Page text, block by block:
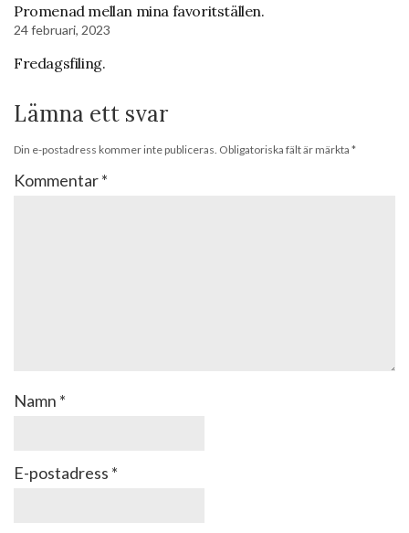
Promenad mellan mina favoritställen.
24 februari, 2023
Fredagsfiling.
Lämna ett svar
Din e-postadress kommer inte publiceras. Obligatoriska fält är märkta *
Kommentar*
Namn *
E-postadress *